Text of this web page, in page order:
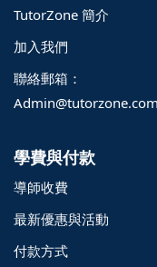
TutorZone 簡介
加入我們
聯絡郵箱：
學費與付款
導師收費
最新優惠與活動
付款方式